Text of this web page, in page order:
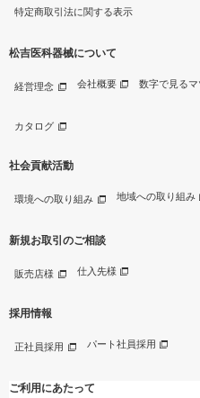
特定商取引法に関する表示
松吉医科器械について
経営理念 会社概要 数字で見るマ
カタログ
社会貢献活動
環境への取り組み 地域への取り組み
新規お取引のご相談
販売店様 仕入先様
採用情報
正社員採用 パート社員採用
ご利用にあたって